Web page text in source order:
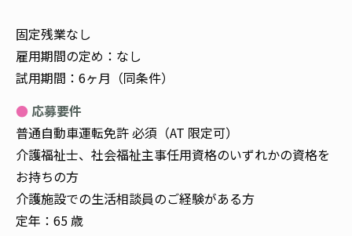
固定残業なし
雇用期間の定め：なし
試用期間：6ヶ月（同条件）
応募要件
普通自動車運転免許 必須（AT 限定可）
介護福祉士、社会福祉主事任用資格のいずれかの資格を
お持ちの方
介護施設での生活相談員のご経験がある方
定年：65 歳